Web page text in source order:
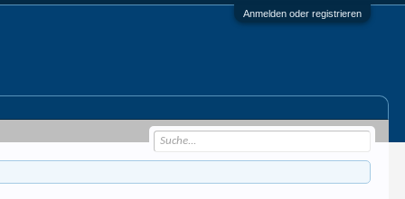
Anmelden oder registrieren